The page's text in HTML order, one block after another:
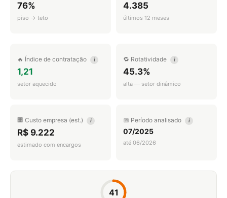
76%
piso → teto
4.385
últimos 12 meses
🔥 Índice de contratação i
1,21
setor aquecido
🔁 Rotatividade i
45.3%
alta — setor dinâmico
🏢 Custo empresa (est.) i
R$ 9.222
estimado com encargos
📅 Período analisado i
07/2025
até 06/2026
41